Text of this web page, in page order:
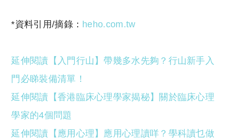
*資料引用/摘錄： heho.com.tw
延伸閱讀【入門行山】帶幾多水先夠？行山新手入
門必睇裝備清單！
延伸閱讀【香港臨床心理學家揭秘】關於臨床心理
學家的4個問題
延伸閱讀【應用心理】應用心理讀咩？學科讀乜做